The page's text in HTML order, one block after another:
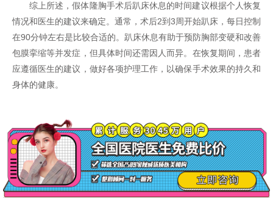
综上所述，假体隆胸手术后趴床休息的时间建议根据个人恢复
情况和医生的建议来确定。通常，术后2到3周开始趴床，每日控制
在90分钟左右是比较合适的。趴床休息有助于预防胸部变硬和改善
包膜挛缩等并发症，但具体时间还需因人而异。在恢复期间，患者
应遵循医生的建议，做好各项护理工作，以确保手术效果的持久和
身体的健康。